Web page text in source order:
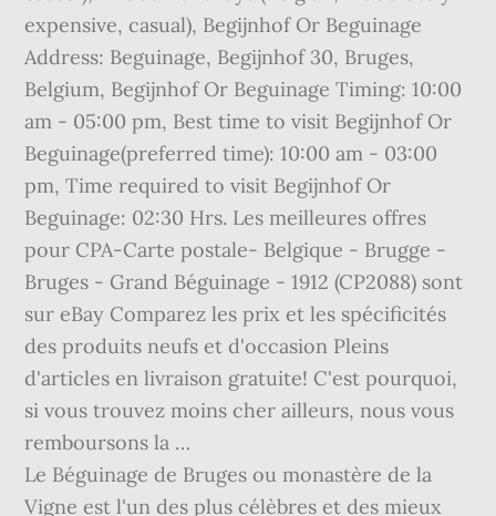
expensive, casual), Begijnhof Or Beguinage
Address: Beguinage, Begijnhof 30, Bruges,
Belgium, Begijnhof Or Beguinage Timing: 10:00
am - 05:00 pm, Best time to visit Begijnhof Or
Beguinage(preferred time): 10:00 am - 03:00
pm, Time required to visit Begijnhof Or
Beguinage: 02:30 Hrs. Les meilleures offres
pour CPA-Carte postale- Belgique - Brugge -
Bruges - Grand Béguinage - 1912 (CP2088) sont
sur eBay Comparez les prix et les spécificités
des produits neufs et d'occasion Pleins
d'articles en livraison gratuite! C'est pourquoi,
si vous trouvez moins cher ailleurs, nous vous
remboursons la …
Le Béguinage de Bruges ou monastère de la
Vigne est l'un des plus célèbres et des mieux